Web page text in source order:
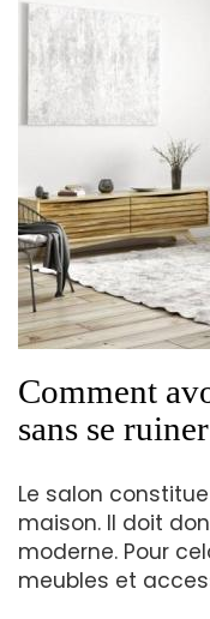
Comment
sans se
Le salon
maison. Il doit
moderne. Pour
meubles et